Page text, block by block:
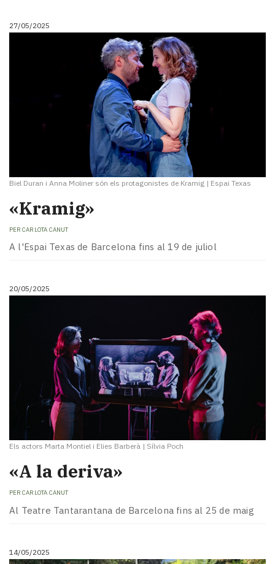
27/05/2025
Biel Duran i Anna Moliner són els protagonistes de Kramig | Espai Texas
«Kramig»
PER CARLOTA CANUT
A l'Espai Texas de Barcelona fins al 19 de juliol
20/05/2025
Els actors Marta Montiel i Elies Barberà | Sílvia Poch
«A la deriva»
PER CARLOTA CANUT
Al Teatre Tantarantana de Barcelona fins al 25 de maig
14/05/2025